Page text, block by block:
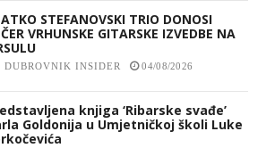
STEFANOVSKI TRIO DONOSI
VRHUNSKE GITARSKE IZVEDBE NA
DUBROVNIK INSIDER 04/08/2026
knjiga ‘Ribarske svađe’
Goldonija u Umjetničkoj školi Luke